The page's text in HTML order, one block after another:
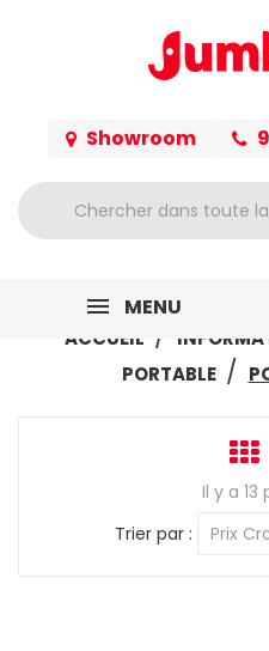
Showroom
MENU
ACCUEIL
PORTABLE
Il y a 13
Trier par :
Prix